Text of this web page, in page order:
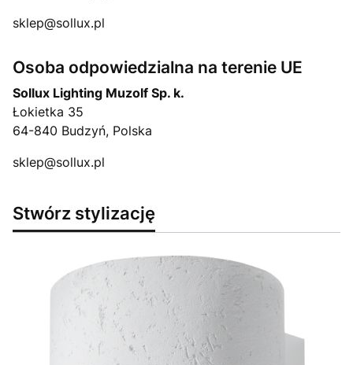
sklep@sollux.pl
Osoba odpowiedzialna na terenie UE
Sollux Lighting Muzolf Sp. k.
Łokietka 35
64-840 Budzyń, Polska
sklep@sollux.pl
Stwórz stylizację